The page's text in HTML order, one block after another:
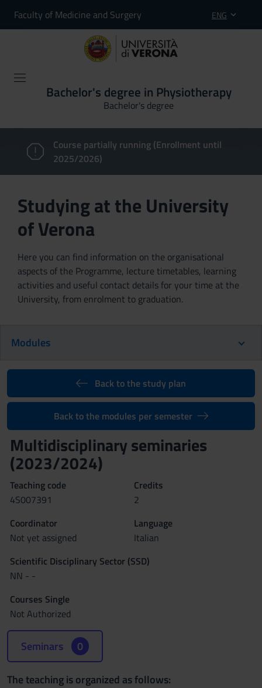
Faculty of Medicine and Surgery ENG
Bachelor's degree in Physiotherapy
Bachelor's degree
Course partially running (Enrollment until
2025/2026)
Studying at the University
of Verona
Here you can find information on the organisational
aspects of the Programme, lecture timetables, learning
activities and useful contact details for your time at the
University, from enrolment to graduation.
Modules
Back to the study plan
Back to the modules per semester
Multidisciplinary seminaries
(2023/2024)
Teaching code
4S007391
Credits
2
Coordinator
Not yet assigned
Language
Italian
Scientific Disciplinary Sector (SSD)
NN - -
Courses Single
Not Authorized
Seminars 0
The teaching is organized as follows: